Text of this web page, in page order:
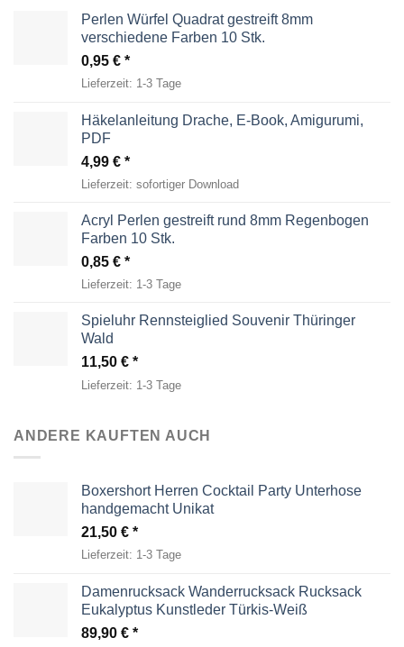
Perlen Würfel Quadrat gestreift 8mm
verschiedene Farben 10 Stk.
0,95 €
Lieferzeit: 1-3 Tage
Häkelanleitung Drache, E-Book, Amigurumi,
PDF
4,99 €
Lieferzeit: sofortiger Download
Acryl Perlen gestreift rund 8mm Regenbogen
Farben 10 Stk.
0,85 €
Lieferzeit: 1-3 Tage
Spieluhr Rennsteiglied Souvenir Thüringer
Wald
11,50 €
Lieferzeit: 1-3 Tage
ANDERE KAUFTEN AUCH
Boxershort Herren Cocktail Party Unterhose
handgemacht Unikat
21,50 €
Lieferzeit: 1-3 Tage
Damenrucksack Wanderrucksack Rucksack
Eukalyptus Kunstleder Türkis-Weiß
89,90 €